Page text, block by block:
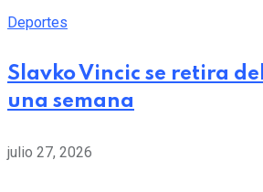
Deportes
Slavko Vincic se retira
una semana
julio 27, 2026